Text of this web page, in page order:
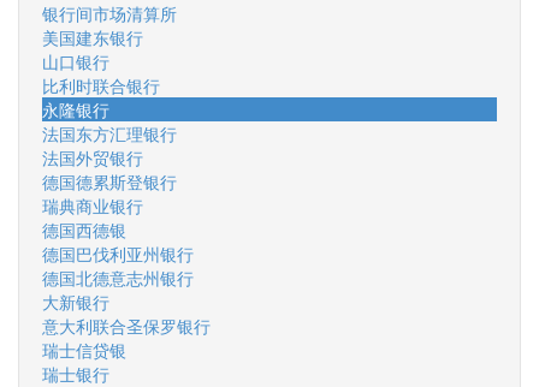
银行间市场清算所
美国建东银行
山口银行
比利时联合银行
永隆银行
法国东方汇理银行
法国外贸银行
德国德累斯登银行
瑞典商业银行
德国西德银
德国巴伐利亚州银行
德国北德意志州银行
大新银行
意大利联合圣保罗银行
瑞士信贷银
瑞士银行